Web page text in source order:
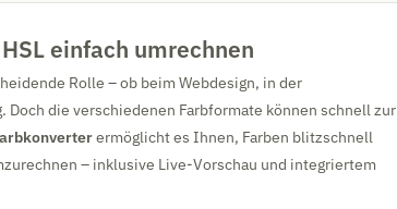
einfach umrechnen
Rolle – ob beim Webdesign, in der
die verschiedenen Farbformate können schnell zur
ermöglicht es Ihnen, Farben blitzschnell
– inklusive Live-Vorschau und integriertem